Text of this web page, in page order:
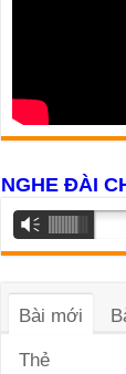
NGHE ĐÀI
Trình
phát
âm
Vm
Bài mới
Thẻ